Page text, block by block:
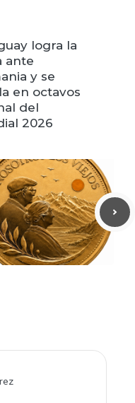
logra la
ante
y se
en octavos
del
2026